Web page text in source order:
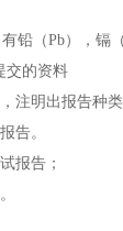
铅（Pb），镉
交的资料
明出报告种类
告。
报告；